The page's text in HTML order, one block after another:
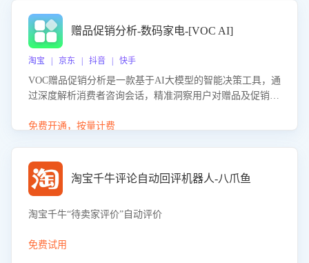
赠品促销分析-数码家电-[VOC AI]
淘宝 | 京东 | 抖音 | 快手
VOC赠品促销分析是一款基于AI大模型的智能决策工具，通
过深度解析消费者咨询会话，精准洞察用户对赠品及促销政
销诉求，帮助企业制定个性化赠品组合策略，优化资源投放
免费开通，按量计费
淘宝千牛评论自动回评机器人-八爪鱼
淘宝千牛“待卖家评价”自动评价
免费试用